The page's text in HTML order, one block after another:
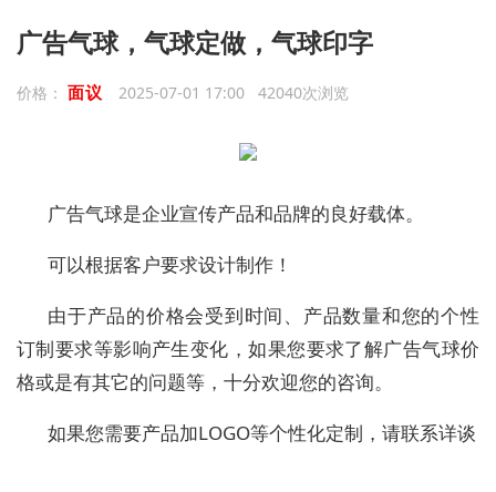
广告气球，气球定做，气球印字
价格： 面议 2025-07-01 17:00 42040次浏览
广告气球是企业宣传产品和品牌的良好载体。
可以根据客户要求设计制作！
由于产品的价格会受到时间、产品数量和您的个性
订制要求等影响产生变化，如果您要求了解广告气球价
格或是有其它的问题等，十分欢迎您的咨询。
如果您需要产品加LOGO等个性化定制，请联系详谈